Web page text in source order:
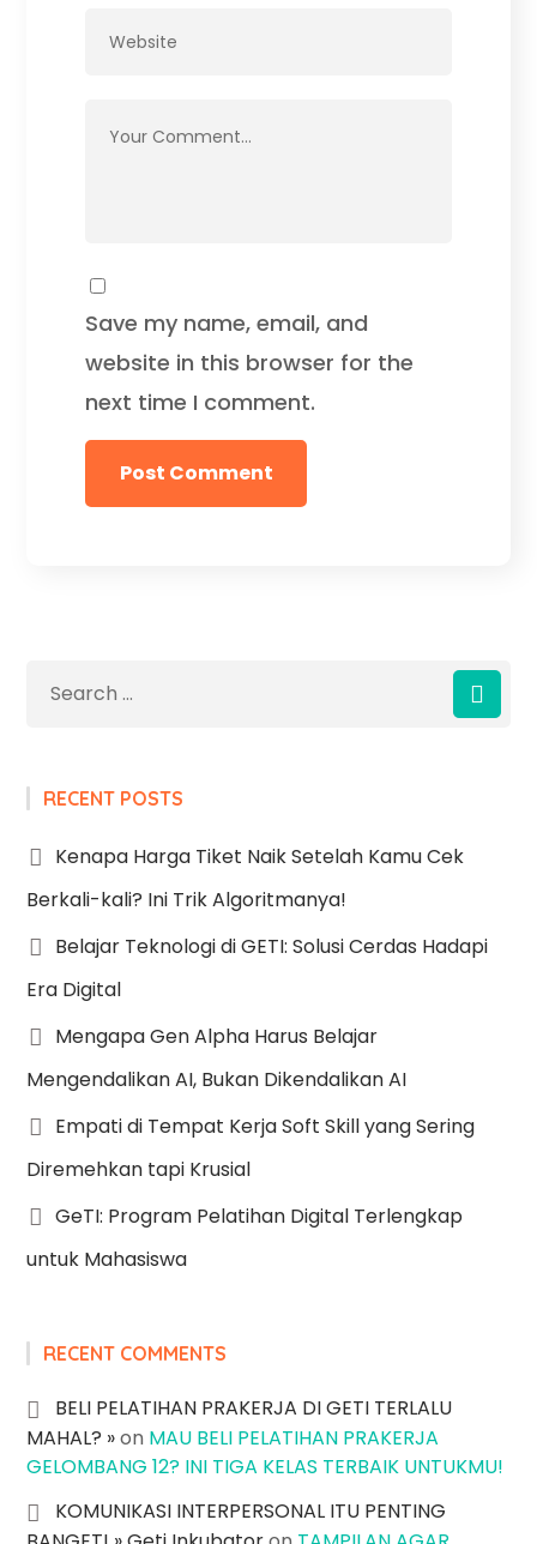
Save my name, email, and
website in this browser for the
next time I comment.
RECENT POSTS
Kenapa Harga Tiket Naik Setelah Kamu Cek
Berkali-kali? Ini Trik Algoritmanya!
Belajar Teknologi di GETI: Solusi Cerdas Hadapi
Era Digital
Mengapa Gen Alpha Harus Belajar
Mengendalikan AI, Bukan Dikendalikan AI
Empati di Tempat Kerja Soft Skill yang Sering
Diremehkan tapi Krusial
GeTI: Program Pelatihan Digital Terlengkap
untuk Mahasiswa
RECENT COMMENTS
BELI PELATIHAN PRAKERJA DI GETI TERLALU
MAHAL? »on MAU BELI PELATIHAN PRAKERJA
GELOMBANG 12? INI TIGA KELAS TERBAIK UNTUKMU!
KOMUNIKASI INTERPERSONAL ITU PENTING